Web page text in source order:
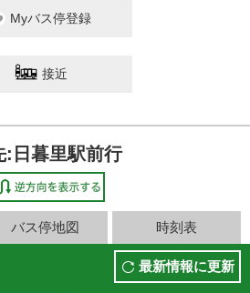
Myバス停登録
接近
:日暮里駅前行
バス停地図 時刻表
最新情報に更新